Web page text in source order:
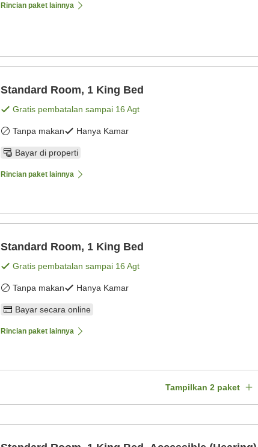
Rincian paket lainnya
Standard Room, 1 King Bed
Gratis pembatalan sampai 16 Agt
Tanpa makan Hanya Kamar
Bayar di properti
Rincian paket lainnya
Standard Room, 1 King Bed
Gratis pembatalan sampai 16 Agt
Tanpa makan Hanya Kamar
Bayar secara online
Rincian paket lainnya
Tampilkan 2 paket